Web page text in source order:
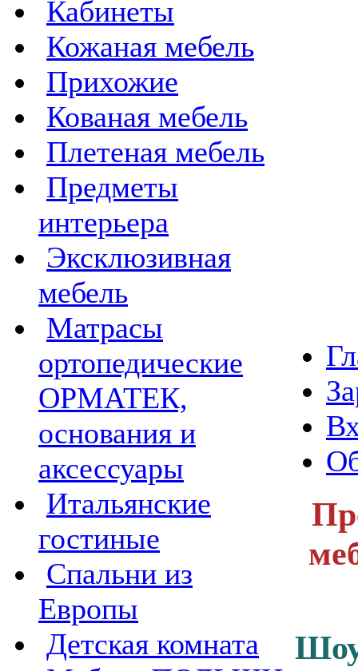
Кабинеты
Кожаная мебель
Прихожие
Кованая мебель
Плетеная мебель
Предметы
интерьера
Эксклюзивная
мебель
Матрасы
ортопедические
ОРМАТЕК,
основания и
аксессуары
Итальянские
гостиные
Спальни из
Европы
Детская комната